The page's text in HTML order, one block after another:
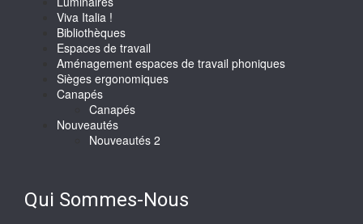
Viva Italia !
Bibliothèques
Espaces de travail
Aménagement espaces de travail phoniques
Sièges ergonomiques
Canapés
Canapés
Nouveautés
Nouveautés 2
Qui Sommes-Nous